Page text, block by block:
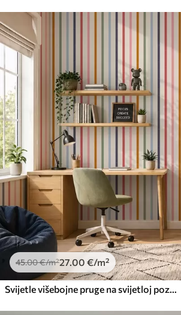
45.00€/m²27.00 €/m²
Svijetle višebojne pruge na svijetloj pozadini